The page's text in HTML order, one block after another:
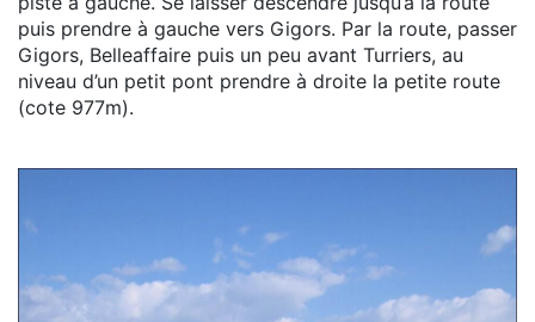
puis prendre à gauche vers Gigors. Par la route, passer
Gigors, Belleaffaire puis un peu avant Turriers, au
niveau d’un petit pont prendre à droite la petite route
(cote 977m).